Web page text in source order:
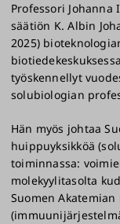
Professori
säätiön K. Albin
2025)
työskennellyt
solubiologian
Hän myös johtaa
huippuyksikköä
toiminnassa:
molekyylitasolta
Suomen Akatemian